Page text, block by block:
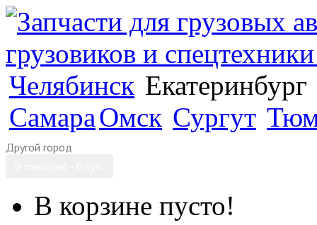
Челябинск Екатеринбург
СамараОмск Сургут
Другой город
В корзине пусто!